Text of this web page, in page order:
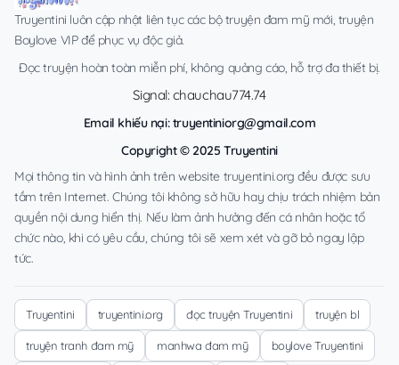
Truyentini luôn cập nhật liên tục các bộ truyện đam mỹ mới, truyện
Boylove VIP để phục vụ độc giả.
Đọc truyện hoàn toàn miễn phí, không quảng cáo, hỗ trợ đa thiết bị.
Signal: chauchau774.74
Email khiếu nại:truyentiniorg@gmail.com
Copyright © 2025 Truyentini
Mọi thông tin và hình ảnh trên website truyentini.org đều được sưu
tầm trên Internet. Chúng tôi không sở hữu hay chịu trách nhiệm bản
quyền nội dung hiển thị. Nếu làm ảnh hưởng đến cá nhân hoặc tổ
chức nào, khi có yêu cầu, chúng tôi sẽ xem xét và gỡ bỏ ngay lập
tức.
Truyentini truyentini.org đọc truyện Truyentini truyện bl
truyện tranh đam mỹ manhwa đam mỹ boylove Truyentini